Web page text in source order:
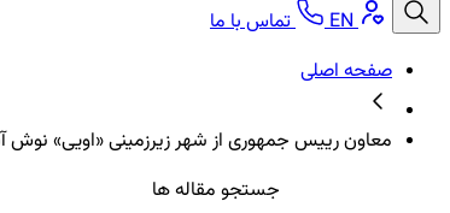
EN
تماس با ما
صفحه اصلی
معاون رییس جمهوری از شهر زیرزمینی «اویی» نوش
جستجو مقاله ها